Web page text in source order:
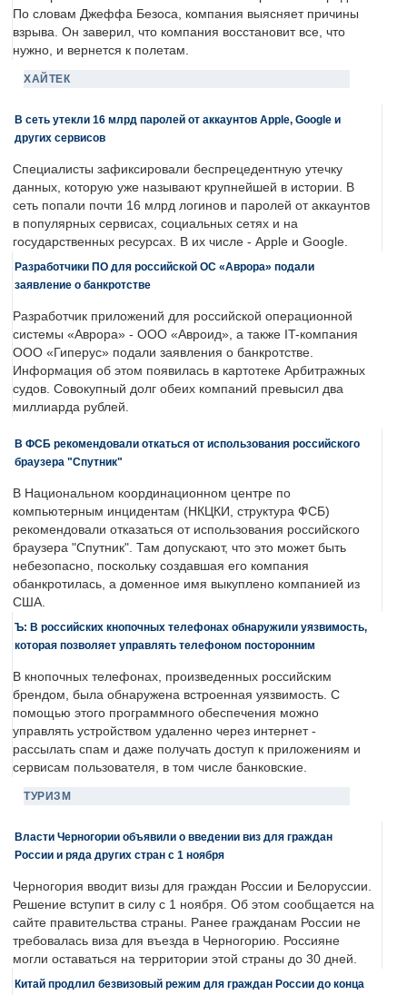
По словам Джеффа Безоса, компания выясняет причины
взрыва. Он заверил, что компания восстановит все, что
нужно, и вернется к полетам.
ХАЙТЕК
В сеть утекли 16 млрд паролей от аккаунтов Apple, Google и
других сервисов
Специалисты зафиксировали беспрецедентную утечку
данных, которую уже называют крупнейшей в истории. В
сеть попали почти 16 млрд логинов и паролей от аккаунтов
в популярных сервисах, социальных сетях и на
государственных ресурсах. В их числе - Apple и Google.
Разработчики ПО для российской ОС «Аврора» подали
заявление о банкротстве
Разработчик приложений для российской операционной
системы «Аврора» - ООО «Авроид», а также IT-компания
ООО «Гиперус» подали заявления о банкротстве.
Информация об этом появилась в картотеке Арбитражных
судов. Совокупный долг обеих компаний превысил два
миллиарда рублей.
В ФСБ рекомендовали откаться от использования российского
браузера "Спутник"
В Национальном координационном центре по
компьютерным инцидентам (НКЦКИ, структура ФСБ)
рекомендовали отказаться от использования российского
браузера "Спутник". Там допускают, что это может быть
небезопасно, поскольку создавшая его компания
обанкротилась, а доменное имя выкуплено компанией из
США.
Ъ: В российских кнопочных телефонах обнаружили уязвимость,
которая позволяет управлять телефоном посторонним
В кнопочных телефонах, произведенных российским
брендом, была обнаружена встроенная уязвимость. С
помощью этого программного обеспечения можно
управлять устройством удаленно через интернет -
рассылать спам и даже получать доступ к приложениям и
сервисам пользователя, в том числе банковские.
ТУРИЗМ
Власти Черногории объявили о введении виз для граждан
России и ряда других стран с 1 ноября
Черногория вводит визы для граждан России и Белоруссии.
Решение вступит в силу с 1 ноября. Об этом сообщается на
сайте правительства страны. Ранее гражданам России не
требовалась виза для въезда в Черногорию. Россияне
могли оставаться на территории этой страны до 30 дней.
Китай продлил безвизовый режим для граждан России до конца